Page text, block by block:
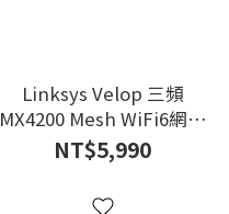
Linksys Velop 三頻
MX4200 Mesh WiFi6網狀
路由器(一入) (AX4200)
NT$5,990